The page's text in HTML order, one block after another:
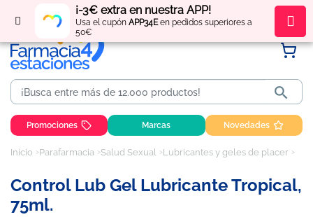
¡-3€ extra en nuestra APP!
Usa el cupón APP34Een pedidos superiores a
50€
Regístratey obténpuntos por tus compras

Promociones Marcas Novedades
Inicio Parafarmacia Salud Sexual Lubricantes y geles de placer
Control Lub Gel Lubricante Tropical,
75ml.